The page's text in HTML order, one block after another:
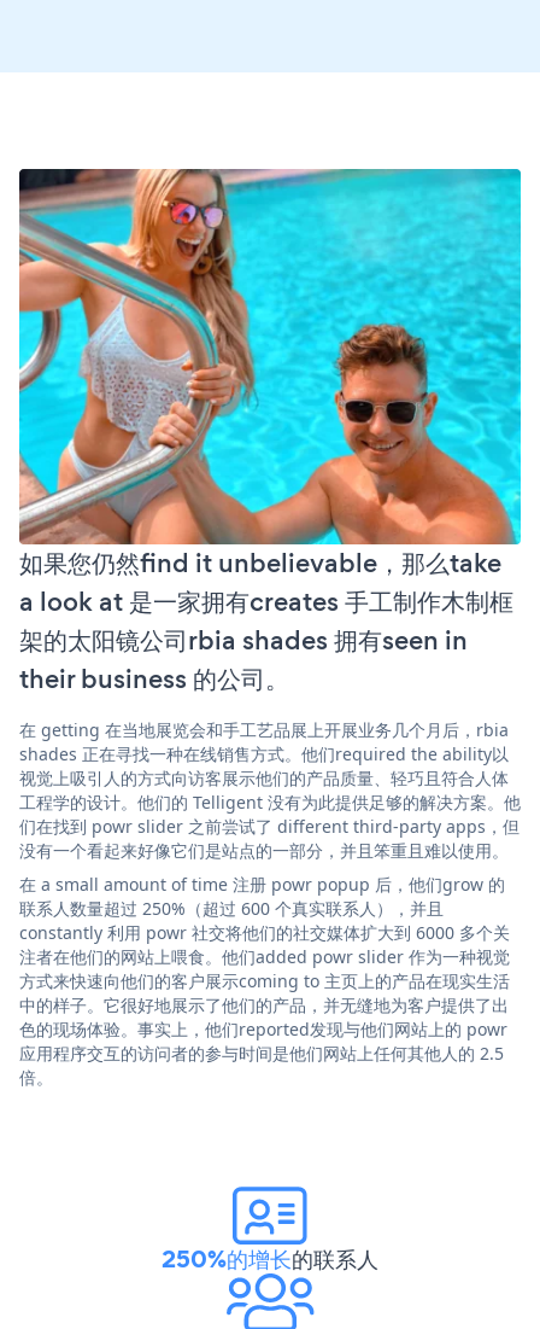
如果您仍然find it unbelievable，那么take
a look at 是一家拥有creates 手工制作木制框
架的太阳镜公司rbia shades 拥有seen in
their business 的公司。
在 getting 在当地展览会和手工艺品展上开展业务几个月后，rbia
shades 正在寻找一种在线销售方式。他们required the ability以
视觉上吸引人的方式向访客展示他们的产品质量、轻巧且符合人体
工程学的设计。他们的 Telligent 没有为此提供足够的解决方案。他
们在找到 powr slider 之前尝试了 different third-party apps，但
没有一个看起来好像它们是站点的一部分，并且笨重且难以使用。
在 a small amount of time 注册 powr popup 后，他们grow 的
联系人数量超过 250%（超过 600 个真实联系人），并且
constantly 利用 powr 社交将他们的社交媒体扩大到 6000 多个关
注者在他们的网站上喂食。他们added powr slider 作为一种视觉
方式来快速向他们的客户展示coming to 主页上的产品在现实生活
中的样子。它很好地展示了他们的产品，并无缝地为客户提供了出
色的现场体验。事实上，他们reported发现与他们网站上的 powr
应用程序交互的访问者的参与时间是他们网站上任何其他人的 2.5
倍。
250%的增长的联系人